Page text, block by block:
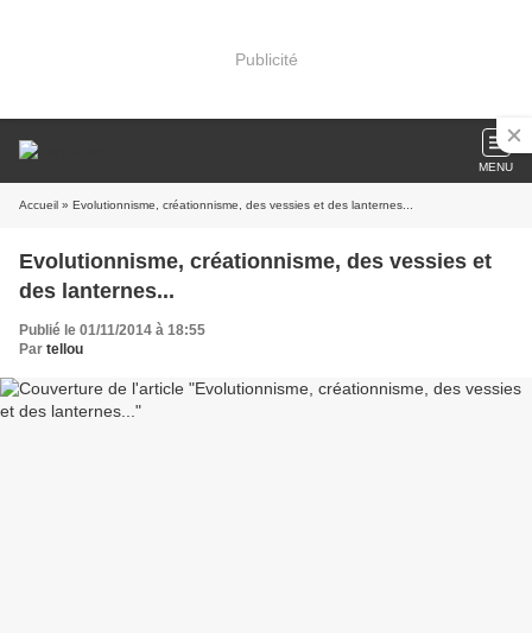
Publicité
MENU
Accueil » Evolutionnisme, créationnisme, des vessies et des lanternes...
Evolutionnisme, créationnisme, des vessies et
des lanternes...
Publié le 01/11/2014 à 18:55
Par tellou